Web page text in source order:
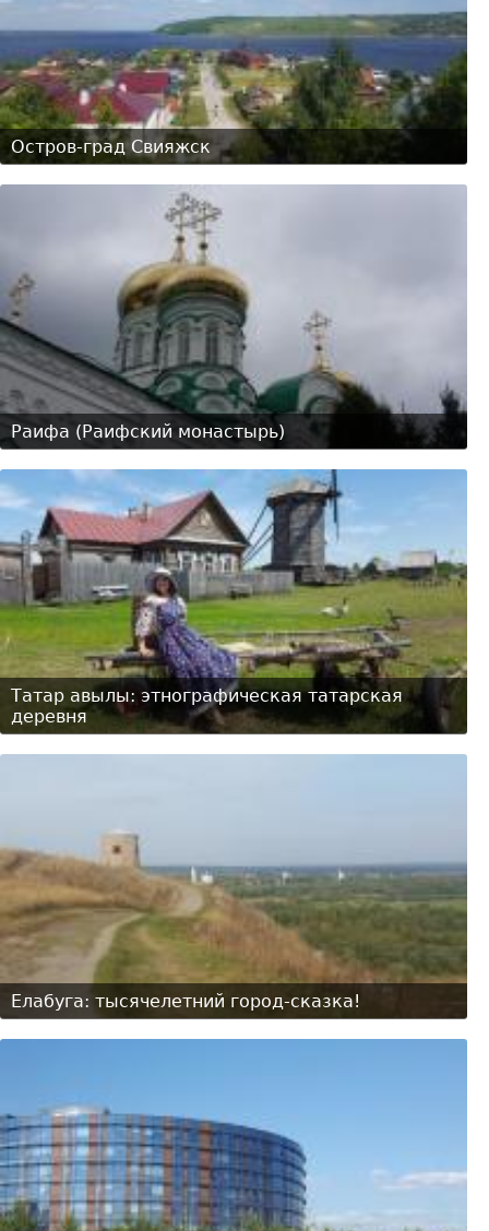
Остров-град Свияжск
Раифа (Раифский монастырь)
Татар авылы: этнографическая татарская
деревня
Елабуга: тысячелетний город-сказка!